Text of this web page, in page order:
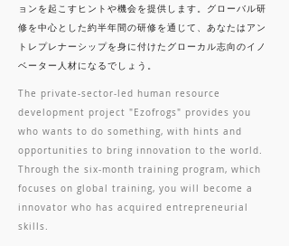
ョンを起こすヒントや機会を提供します。グローバル研
修を中心とした約半年間の研修を通じて、あなたはアン
トレプレナーシップを身に付けたグローカル志向のイノ
ベーター人材になるでしょう。
The private-sector-led human resource
development project "Ezofrogs" provides you
who wants to do something, with hints and
opportunities to bring innovation to the world.
Through the six-month training program, which
focuses on global training, you will become a
innovator who has acquired entrepreneurial
skills.